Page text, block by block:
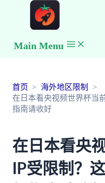
Main Menu
首页
海外地区限制
在日本看央视频世界杯当
指南请收好
在日本看央
IP受限制？